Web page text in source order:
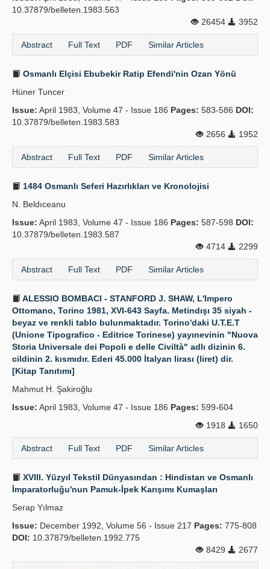
10.37879/belleten.1983.563
26454
3952
Abstract Full Text PDF Similar Articles
Osmanlı Elçisi Ebubekir Ratip Efendi'nin Ozan Yönü
Hüner Tuncer
Issue: April 1983, Volume 47 - Issue 186 Pages: 583-586 DOI:
10.37879/belleten.1983.583
2656
1952
Abstract Full Text PDF Similar Articles
1484 Osmanlı Seferi Hazırlıkları ve Kronolojisi
N. Beldıceanu
Issue: April 1983, Volume 47 - Issue 186 Pages: 587-598 DOI:
10.37879/belleten.1983.587
4714
2299
Abstract Full Text PDF Similar Articles
ALESSIO BOMBACI - STANFORD J. SHAW, L'Impero
Ottomano, Torino 1981, XVI-643 Sayfa. Metindışı 35 siyah -
beyaz ve renkli tablo bulunmaktadır. Torino'daki U.T.E.T
(Unione Tipografico - Editrice Torinese) yayınevinin "Nuova
Storia Universale dei Popoli e delle Civiltà" adlı dizinin 6.
cildinin 2. kısmıdır. Ederi 45.000 İtalyan lirası (liret) dir.
[Kitap Tanıtımı]
Mahmut H. Şakiroğlu
Issue: April 1983, Volume 47 - Issue 186 Pages: 599-604
1918
1650
Abstract Full Text PDF Similar Articles
XVIII. Yüzyıl Tekstil Dünyasından : Hindistan ve Osmanlı
İmparatorluğu'nun Pamuk-İpek Karışımı Kumaşları
Serap Yılmaz
Issue: December 1992, Volume 56 - Issue 217 Pages: 775-808
DOI: 10.37879/belleten.1992.775
8429
2677